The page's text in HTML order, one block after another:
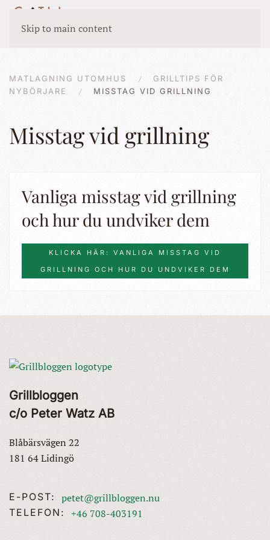
Skip to main content
MATLAGNING UTOMHUS
GRILLTIPS FÖR
NYBÖRJARE
MISSTAG VID GRILLNING
Misstag vid grillning
Vanliga misstag vid grillning
och hur du undviker dem
KLICKA HÄR: VANLIGA MISSTAG VID
GRILLNING OCH HUR DU UNDVIKER DEM
Grillbloggen
c/o Peter Watz AB
Blåbärsvägen 22
181 64 Lidingö
E-POST: petet@grillbloggen.nu
TELEFON: +46 708-403191